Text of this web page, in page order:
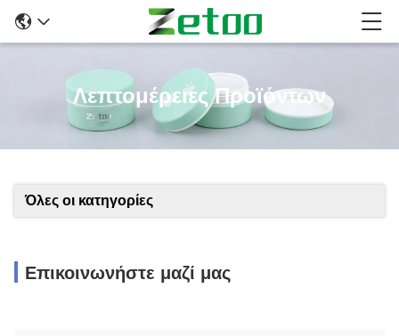
Λεπτομέρειες Προϊόντων
Όλες οι κατηγορίες
Επικοινωνήστε μαζί μας